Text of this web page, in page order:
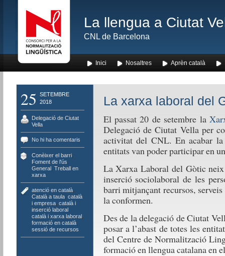
La llengua a Ciutat
CNL de Barcelona
Inici Nosaltres Aprèn català
25
SETEMBRE
2018
Delegació de Ciutat
Vella
No hi ha comentaris
Conèixer el barri,
Foment de l'ús
General, Treball en
xarxa
atenció en català,
Català a taula, català
i empresa, català i
inserció laboral,
català i xarxa laboral,
formació en català,
sessió de recursos
La xarxa laboral del
El passat 20 de setembre la
Delegació de Ciutat Vella per
activitat del CNL. En acabar
entitats van poder participar en
La Xarxa Laboral del Gòtic
inserció sociolaboral de les
barri mitjançant recursos,
la conformen.
Des de la delegació de Ciutat
posar a l’abast de totes les
del Centre de Normalització
formació en llengua catalana en